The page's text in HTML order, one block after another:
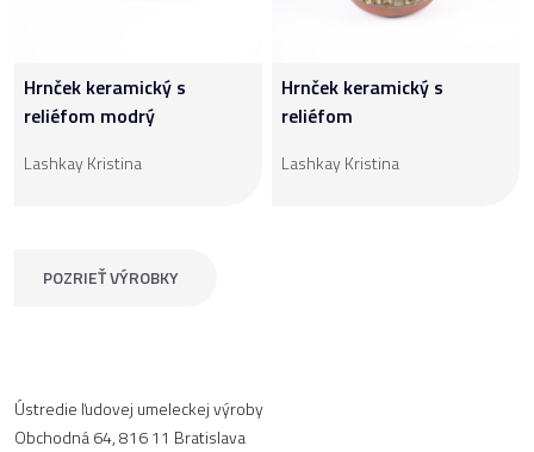
Hrnček keramický s
reliéfom modrý
Lashkay Kristina
Hrnček keramický s
reliéfom
Lashkay Kristina
POZRIEŤ VÝROBKY
Ústredie ľudovej umeleckej výroby
Obchodná 64, 816 11 Bratislava